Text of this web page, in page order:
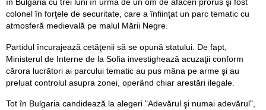
colonel în forţele de securitate, care a înfiinţat un parc tematic cu
atmosferă medievală pe malul Mării Negre.
Partidul încurajează cetăţenii să se opună statului. De fapt,
Ministerul de Interne de la Sofia investighează acuzaţii conform
cărora lucrători ai parcului tematic au pus mâna pe arme şi au
preluat controlul asupra zonei, operând chiar arestări ilegale.
Tot în Bulgaria candidează la alegeri "Adevărul şi numai adevărul",